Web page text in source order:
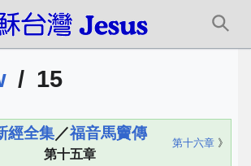
/ 15
經全集／福音馬竇傳
第十五章
第十六章 》